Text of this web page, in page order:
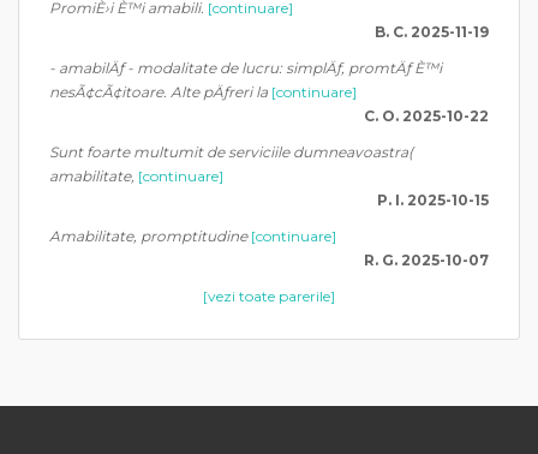
PromiÈ›i È™i amabili. [continuare]
B. C. 2025-11-19
- amabilÄƒ - modalitate de lucru: simplÄƒ, promtÄƒ È™i
nesÃ¢cÃ¢itoare. Alte pÄƒreri la [continuare]
C. O. 2025-10-22
Sunt foarte multumit de serviciile dumneavoastra(
amabilitate, [continuare]
P. I. 2025-10-15
Amabilitate, promptitudine [continuare]
R. G. 2025-10-07
[vezi toate parerile]